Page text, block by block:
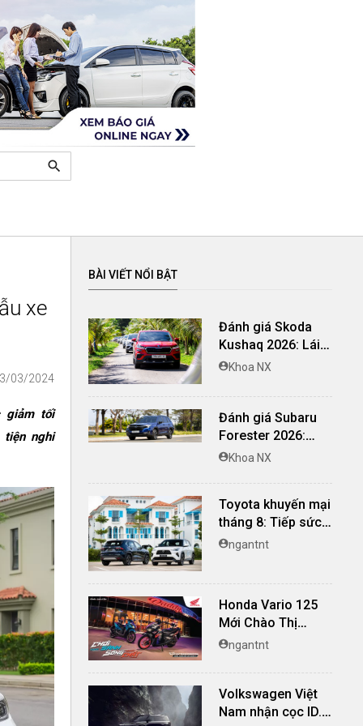
search
xe
03/2024
giảm tối
nghi
BÀI VIẾT NỔI BẬT
Đánh giá Skoda
Kushaq 2026: Lái
thú vị, nhiều tiện
tranh
Khoa NX
Đánh giá Subaru
Forester 2026:
Mạnh mẽ, êm ái đi
ADAS hoàn hảo
Khoa NX
Toyota khuyến mại
tháng 8: Tiếp sức
đà tăng trưởng, tối
ngantnt
Honda Vario 125
Mới Chào Thị
Trường Việt: Bổ
Street, Giá Từ
42,69 Triệu Đồng
ngantnt
Volkswagen Việt
Nam nhận cọc ID.